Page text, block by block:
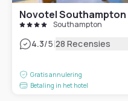
Novotel Southampton
Southampton
4.3/5|28 Recensies
Gratis annulering
Betaling in het hotel